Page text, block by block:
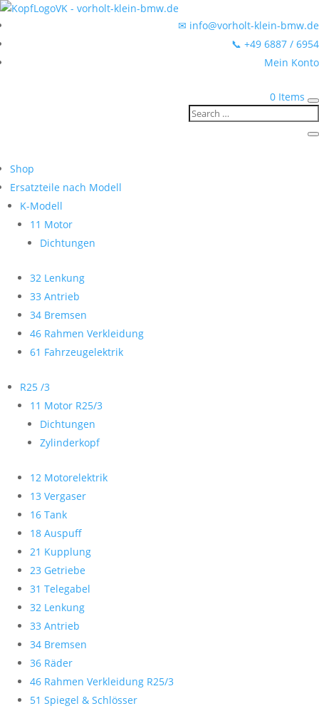
✉ info@vorholt-klein-bmw.de
📞 +49 6887 / 6954
Mein Konto
0 Items
Shop
Ersatzteile nach Modell
K-Modell
11 Motor
Dichtungen
32 Lenkung
33 Antrieb
34 Bremsen
46 Rahmen Verkleidung
61 Fahrzeugelektrik
R25 /3
11 Motor R25/3
Dichtungen
Zylinderkopf
12 Motorelektrik
13 Vergaser
16 Tank
18 Auspuff
21 Kupplung
23 Getriebe
31 Telegabel
32 Lenkung
33 Antrieb
34 Bremsen
36 Räder
46 Rahmen Verkleidung R25/3
51 Spiegel & Schlösser